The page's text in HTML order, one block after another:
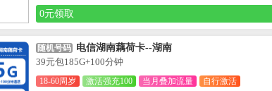
0元领取
随机号码 电信湖南藕荷卡--湖南
39元包185G+100分钟
18-60周岁 激活强充100 当月叠加流量 自行激活